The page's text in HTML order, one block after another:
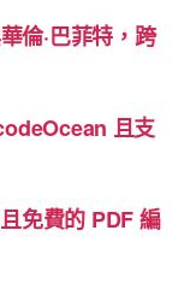
倫·巴菲特，跨
且支
免費的 PDF 編